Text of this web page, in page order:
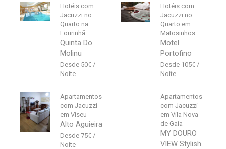
Hotéis com
Jacuzzi no
Quarto na
Lourinhã
Quinta Do
Molinu
50€
Hotéis com
Jacuzzi no
Quarto em
Matosinhos
Motel
Portofino
105€
Apartamentos
com Jacuzzi
em Viseu
Alto Aguieira
75€
Apartamentos
com Jacuzzi
em Vila Nova
de Gaia
MY DOURO
VIEW Stylish